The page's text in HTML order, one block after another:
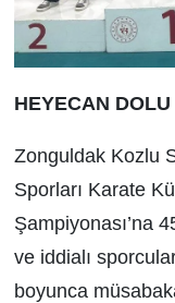
HEYECAN
Zonguldak Kozlu
Sporları Karate
Şampiyonası’na
ve iddialı
boyunca